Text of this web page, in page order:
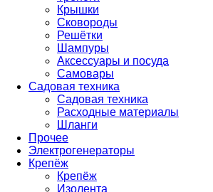
Крышки
Сковороды
Решётки
Шампуры
Аксессуары и посуда
Самовары
Садовая техника
Садовая техника
Расходные материалы
Шланги
Прочее
Электрогенераторы
Крепёж
Крепёж
Изолента